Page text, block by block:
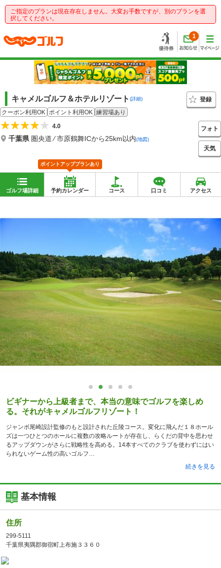
ご指定のプランは現在存在しません。大変お手数ですが、別のプランを選
択してください。
1
キャメルゴルフ＆ホテルリゾート (詳細)
登録
クーポン利用OK ポイント利用OK 練習場あり
4.0
千葉県 圏央道 ⁄ 市原鶴舞ICから25km以内(地図)
フォト
天気
ゴルフ場詳細 予約カレンダー
ポイントアッププランあり
コース 口コミ アクセス
ビギナーから上級者まで、本当の意味でゴルフを楽しめ
る。それがキャメルゴルフリゾート！
ジャンボ尾崎設計監修のもと設計された丘陵コース。変化に飛んだ１８ホール
ズは一つひとつのホールに複数の攻略ルートが存在し、らくだの背中を思わせ
るアップダウンがさらに戦略性を高める。14本すべてのクラブを使わずにはい
られないゲーム性の高いゴルフ
続きを見る
基本情報
住所
299-5111
千葉県夷隅郡御宿町上布施３３６０